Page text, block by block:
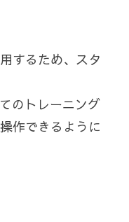
するため、スタ
のトレーニング
作できるように